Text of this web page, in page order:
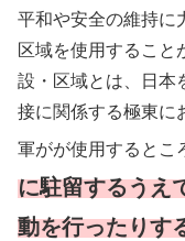
平和や安全の維持に
区域を使用すること
設・区域とは、日本
接に関係する極東に
軍がが使用するとこ
に駐留するうえ
動を行ったりす